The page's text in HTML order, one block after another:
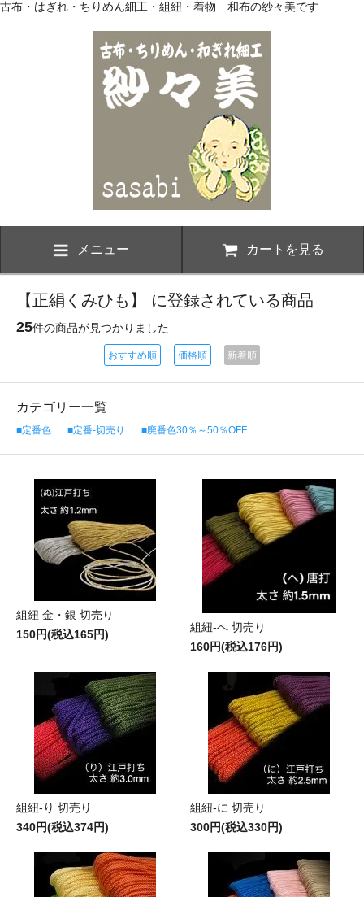
古布・はぎれ・ちりめん細工・組紐・着物 和布の紗々美です
メニュー カートを見る
【正絹くみひも】 に登録されている商品
25件の商品が見つかりました
おすすめ順 価格順 新着順
カテゴリー一覧
■定番色 ■定番-切売り ■廃番色30％～50％OFF
組紐 金・銀 切売り
150円(税込165円)
組紐-へ 切売り
160円(税込176円)
組紐-り 切売り
340円(税込374円)
組紐-に 切売り
300円(税込330円)